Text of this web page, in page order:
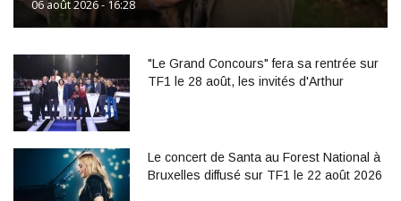
06 août 2026 - 16:28
"Le Grand Concours" fera sa rentrée sur
TF1 le 28 août, les invités d'Arthur
Le concert de Santa au Forest National à
Bruxelles diffusé sur TF1 le 22 août 2026